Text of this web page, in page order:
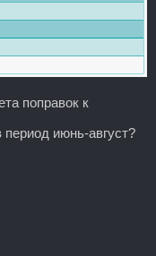
поправок к
июнь-август?